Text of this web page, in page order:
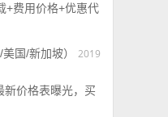
+费用价格+优惠代
国/新加坡）
2019
新价格表曝光，买